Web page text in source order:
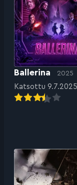
Ballerina 2025
Katsottu 9.7.2025